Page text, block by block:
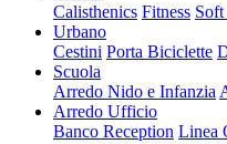
Calisthenics Fitness Soft
Urbano
Cestini Porta Biciclette
Scuola
Arredo Nido e Infanzia
Arredo Ufficio
Banco Reception Linea